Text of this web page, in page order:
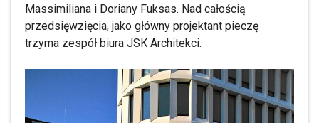
Massimiliana i Doriany Fuksas. Nad całością
przedsięwzięcia, jako główny projektant pieczę
trzyma zespół biura JSK Architekci.